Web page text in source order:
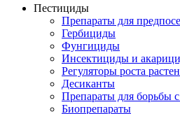
Пестициды
Препараты для
Гербициды
Фунгициды
Инсектициды и
Регуляторы роста
Десиканты
Препараты для борьбы
Биопрепараты